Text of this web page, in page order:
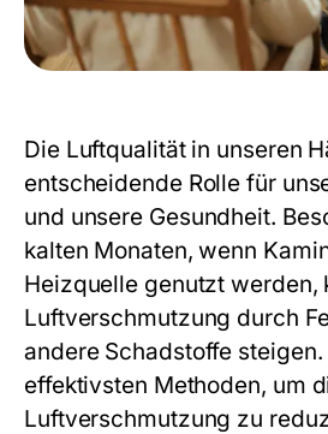
Die Luftqualität in unseren
entscheidende Rolle für
und unsere Gesundheit.
kalten Monaten, wenn
Heizquelle genutzt werden,
Luftverschmutzung durch
andere Schadstoffe steigen.
effektivsten Methoden, um
Luftverschmutzung zu